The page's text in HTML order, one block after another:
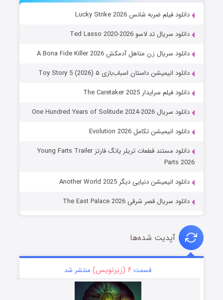
دانلود فیلم ضربه شانس Lucky Strike 2026
دانلود سریال تد لاسو Ted Lasso 2020-2026
دانلود سریال زن متاهل آدمکش A Bona Fide Killer 2026
دانلود انیمیشن داستان اسباب‌بازی ۵ Toy Story 5 (2026)
دانلود فیلم سرایدار The Caretaker 2025
دانلود سریال One Hundred Years of Solitude 2024-2026
دانلود انیمیشن تکامل Evolution 2026
دانلود مستند قطعات تریلر یانگ فارتز Young Farts Trailer
Parts 2026
دانلود انیمیشن دنیایی دیگر Another World 2025
دانلود سریال قصر شرقی The East Palace 2026
آپدیت شده‌ها
قسمت ۶ (زیرنویس) منتشر شد